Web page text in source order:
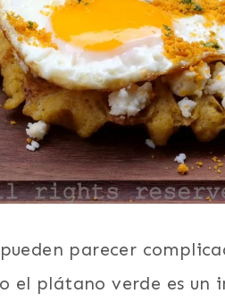
parecer
el plátano verde es un